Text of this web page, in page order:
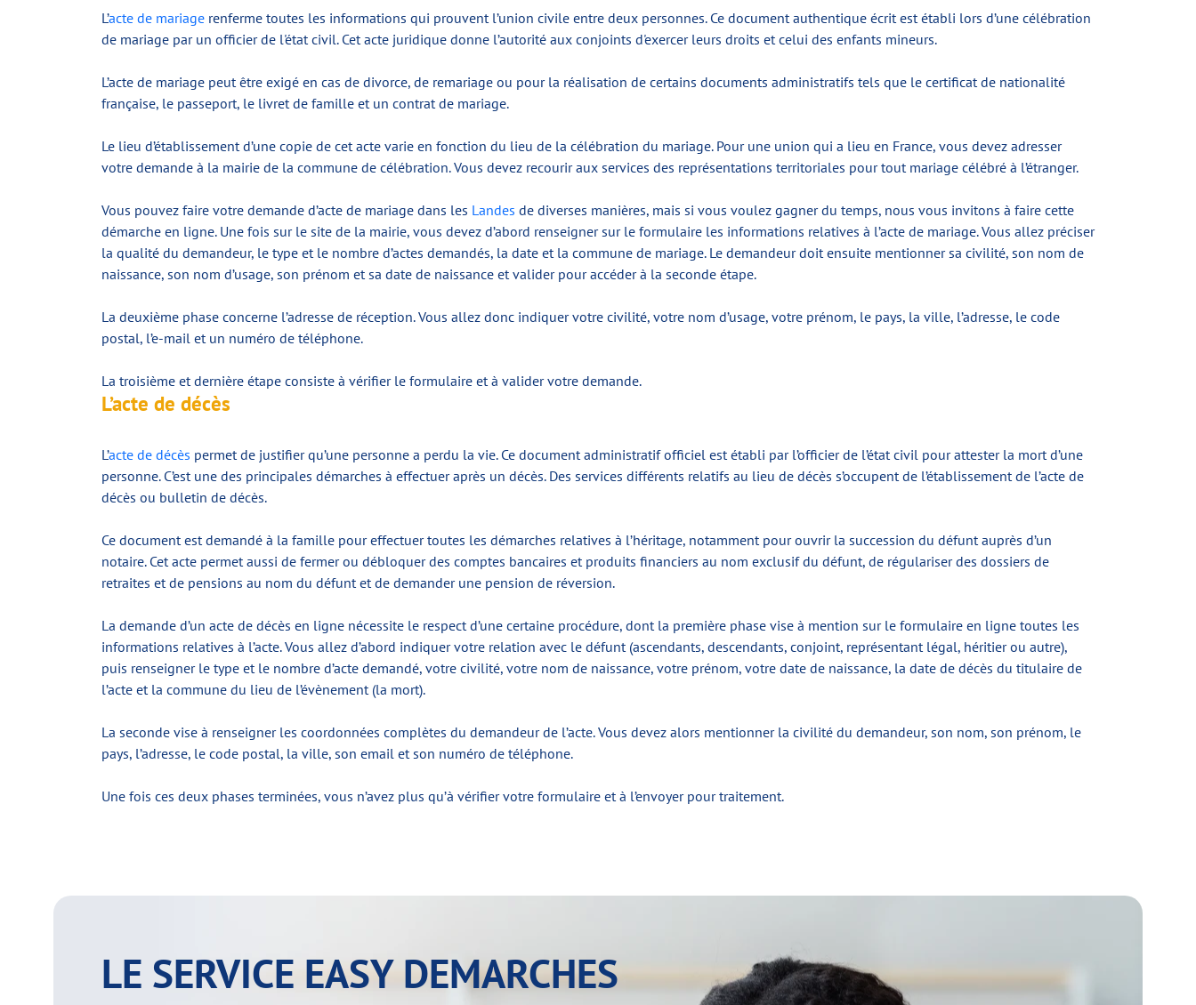
L’acte de mariage renferme toutes les informations qui prouvent l’union civile entre deux personnes. Ce document authentique écrit est établi lors d’une célébration
de mariage par un officier de l'état civil. Cet acte juridique donne l’autorité aux conjoints d'exercer leurs droits et celui des enfants mineurs.
L’acte de mariage peut être exigé en cas de divorce, de remariage ou pour la réalisation de certains documents administratifs tels que le certificat de nationalité
française, le passeport, le livret de famille et un contrat de mariage.
Le lieu d’établissement d’une copie de cet acte varie en fonction du lieu de la célébration du mariage. Pour une union qui a lieu en France, vous devez adresser
votre demande à la mairie de la commune de célébration. Vous devez recourir aux services des représentations territoriales pour tout mariage célébré à l’étranger.
Vous pouvez faire votre demande d’acte de mariage dans les Landes de diverses manières, mais si vous voulez gagner du temps, nous vous invitons à faire cette
démarche en ligne. Une fois sur le site de la mairie, vous devez d’abord renseigner sur le formulaire les informations relatives à l’acte de mariage. Vous allez préciser
la qualité du demandeur, le type et le nombre d’actes demandés, la date et la commune de mariage. Le demandeur doit ensuite mentionner sa civilité, son nom de
naissance, son nom d’usage, son prénom et sa date de naissance et valider pour accéder à la seconde étape.
La deuxième phase concerne l’adresse de réception. Vous allez donc indiquer votre civilité, votre nom d’usage, votre prénom, le pays, la ville, l’adresse, le code
postal, l’e-mail et un numéro de téléphone.
La troisième et dernière étape consiste à vérifier le formulaire et à valider votre demande.
L’acte de décès
L’acte de décès permet de justifier qu’une personne a perdu la vie. Ce document administratif officiel est établi par l’officier de l’état civil pour attester la mort d’une
personne. C’est une des principales démarches à effectuer après un décès. Des services différents relatifs au lieu de décès s’occupent de l’établissement de l’acte de
décès ou bulletin de décès.
Ce document est demandé à la famille pour effectuer toutes les démarches relatives à l’héritage, notamment pour ouvrir la succession du défunt auprès d’un
notaire. Cet acte permet aussi de fermer ou débloquer des comptes bancaires et produits financiers au nom exclusif du défunt, de régulariser des dossiers de
retraites et de pensions au nom du défunt et de demander une pension de réversion.
La demande d’un acte de décès en ligne nécessite le respect d’une certaine procédure, dont la première phase vise à mention sur le formulaire en ligne toutes les
informations relatives à l’acte. Vous allez d’abord indiquer votre relation avec le défunt (ascendants, descendants, conjoint, représentant légal, héritier ou autre),
puis renseigner le type et le nombre d’acte demandé, votre civilité, votre nom de naissance, votre prénom, votre date de naissance, la date de décès du titulaire de
l’acte et la commune du lieu de l’évènement (la mort).
La seconde vise à renseigner les coordonnées complètes du demandeur de l’acte. Vous devez alors mentionner la civilité du demandeur, son nom, son prénom, le
pays, l’adresse, le code postal, la ville, son email et son numéro de téléphone.
Une fois ces deux phases terminées, vous n’avez plus qu’à vérifier votre formulaire et à l’envoyer pour traitement.
LE SERVICE EASY DEMARCHES